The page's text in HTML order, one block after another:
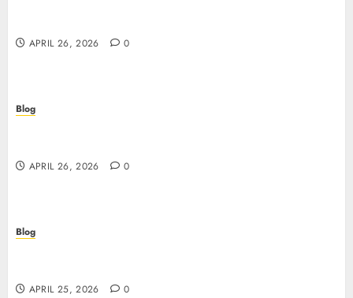
APRIL 26, 2026 0
Blog
APRIL 26, 2026 0
Blog
APRIL 25, 2026 0